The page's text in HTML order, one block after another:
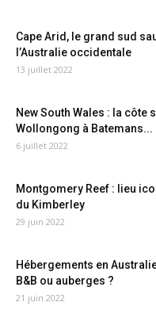
Cape Arid, le grand sud
l’Australie occidentale
13 juillet 2022
New South Wales : la côte
Wollongong à Batemans...
6 juillet 2022
Montgomery Reef : lieu
du Kimberley
29 juin 2022
Hébergements en
B&B ou auberges ?
21 juin 2022